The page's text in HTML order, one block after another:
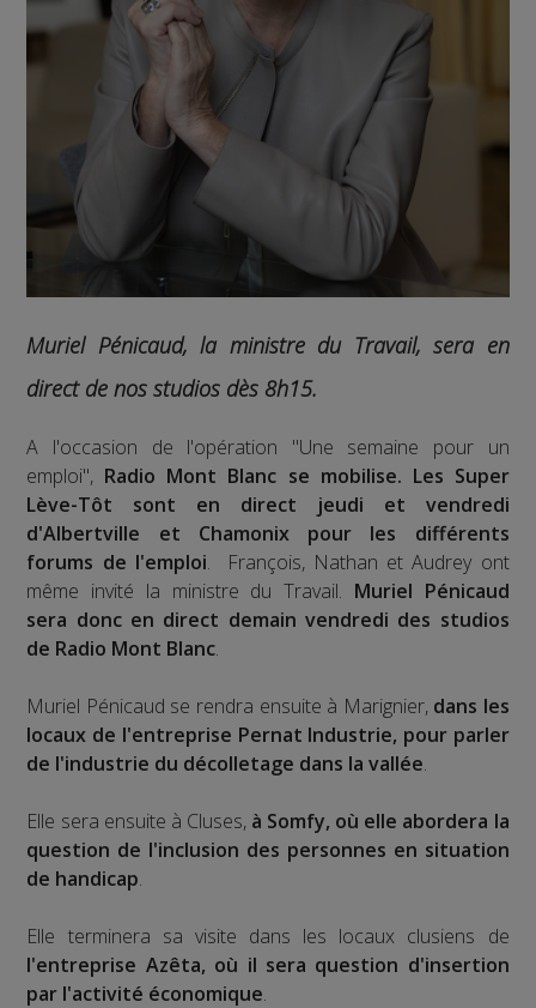
Muriel Pénicaud, la ministre du Travail, sera en
direct de nos studios dès 8h15.
A l'occasion de l'opération "Une semaine pour un
emploi", Radio Mont Blanc se mobilise. Les Super
Lève-Tôt sont en direct jeudi et vendredi
d'Albertville et Chamonix pour les différents
forums de l'emploi. François, Nathan et Audrey ont
même invité la ministre du Travail. Muriel Pénicaud
sera donc en direct demain vendredi des studios
de Radio Mont Blanc.
Muriel Pénicaud se rendra ensuite à Marignier, dans les
locaux de l'entreprise Pernat Industrie, pour parler
de l'industrie du décolletage dans la vallée.
Elle sera ensuite à Cluses,à Somfy, où elle abordera la
question de l'inclusion des personnes en situation
de handicap.
Elle terminera sa visite dans les locaux clusiens de
l'entreprise Azêta, où il sera question d'insertion
par l'activité économique.